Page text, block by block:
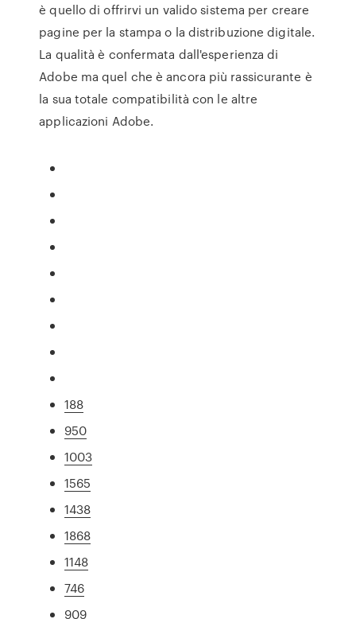
è quello di offrirvi un valido sistema per creare
pagine per la stampa o la distribuzione digitale.
La qualità è confermata dall'esperienza di
Adobe ma quel che è ancora più rassicurante è
la sua totale compatibilità con le altre
applicazioni Adobe.
188
950
1003
1565
1438
1868
1148
746
909